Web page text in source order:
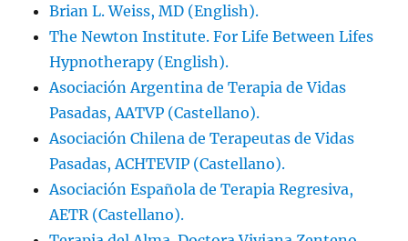
Brian L. Weiss, MD (English).
The Newton Institute. For Life Between Lifes
Hypnotherapy (English).
Asociación Argentina de Terapia de Vidas
Pasadas, AATVP (Castellano).
Asociación Chilena de Terapeutas de Vidas
Pasadas, ACHTEVIP (Castellano).
Asociación Española de Terapia Regresiva,
AETR (Castellano).